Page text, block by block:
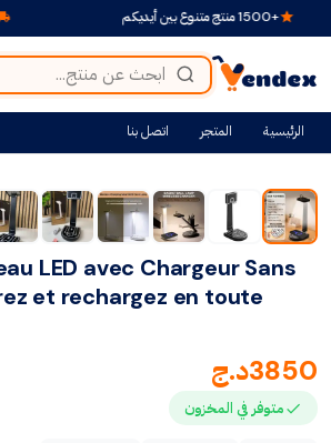
الرئيسية المتجر اتصل بنا
LED avec Chargeur Sans
et rechargez en toute
3850د.ج
متوفر في المخزون